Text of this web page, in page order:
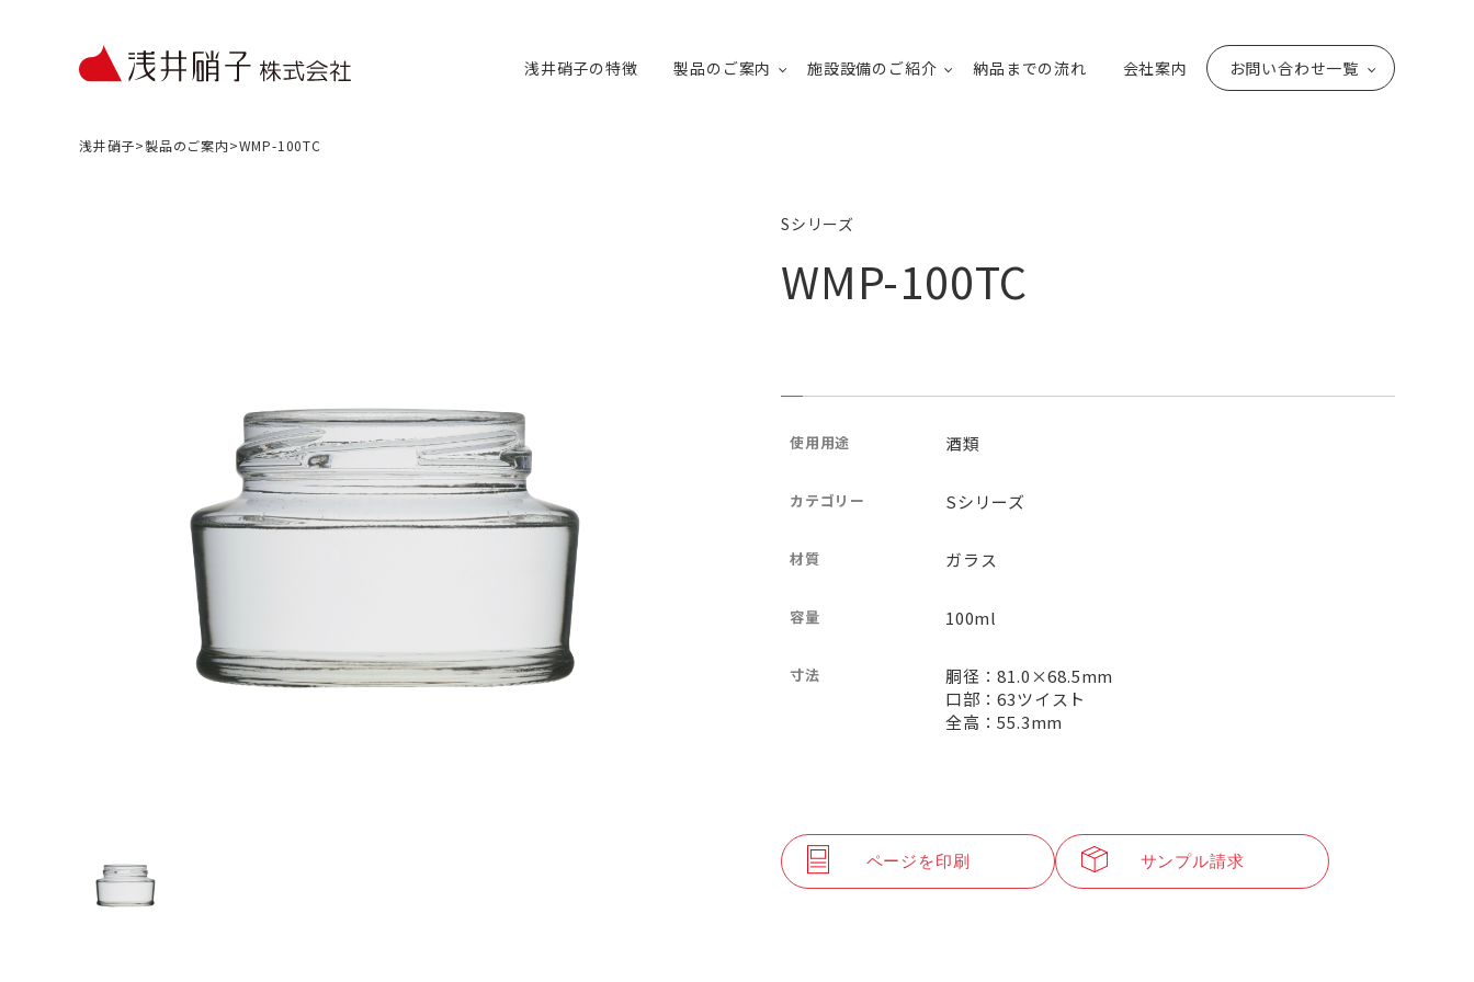
浅井硝子の特徴 製品のご案内 施設設備のご紹介 納品までの流れ 会社案内 お問い合わせ一覧
浅井硝子>製品のご案内>WMP-100TC
Sシリーズ
WMP-100TC
使用用途 酒類
カテゴリー Sシリーズ
材質 ガラス
容量 100ml
寸法
胴径：81.0×68.5mm
口部：63ツイスト
全高：55.3mm
ページを印刷 サンプル請求